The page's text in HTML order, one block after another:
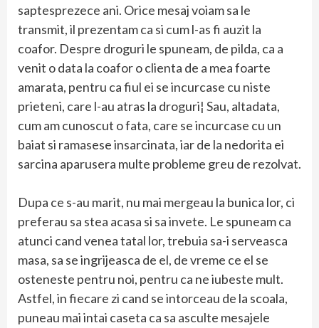
saptesprezece ani. Orice mesaj voiam sa le
transmit, il prezentam ca si cum l-as fi auzit la
coafor. Despre droguri le spuneam, de pilda, ca a
venit o data la coafor o clienta de a mea foarte
amarata, pentru ca fiul ei se incurcase cu niste
prieteni, care l-au atras la droguri¦ Sau, altadata,
cum am cunoscut o fata, care se incurcase cu un
baiat si ramasese insarcinata, iar de la nedorita ei
sarcina aparusera multe probleme greu de rezolvat.
Dupa ce s-au marit, nu mai mergeau la bunica lor, ci
preferau sa stea acasa si sa invete. Le spuneam ca
atunci cand venea tatal lor, trebuia sa-i serveasca
masa, sa se ingrijeasca de el, de vreme ce el se
osteneste pentru noi, pentru ca ne iubeste mult.
Astfel, in fiecare zi cand se intorceau de la scoala,
puneau mai intai caseta ca sa asculte mesajele